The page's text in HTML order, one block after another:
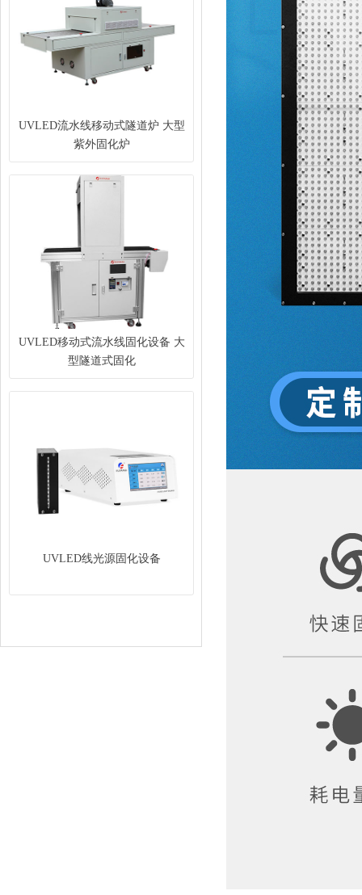
UVLED流水线移动式隧道炉 大型
紫外固化炉
UVLED移动式流水线固化设备 大
型隧道式固化
UVLED线光源固化设备